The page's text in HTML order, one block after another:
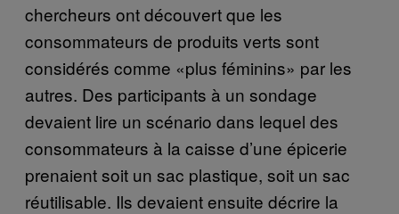
chercheurs ont découvert que les
consommateurs de produits verts sont
considérés comme «plus féminins» par les
autres. Des participants à un sondage
devaient lire un scénario dans lequel des
consommateurs à la caisse d’une épicerie
prenaient soit un sac plastique, soit un sac
réutilisable. Ils devaient ensuite décrire la